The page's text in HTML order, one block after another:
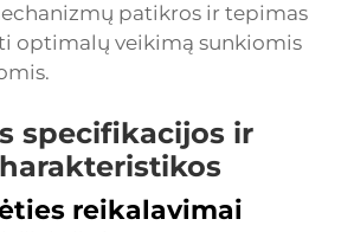
patikros ir tepimas
optimalų veikimą sunkiomis
specifikacijos ir
reikalavimai